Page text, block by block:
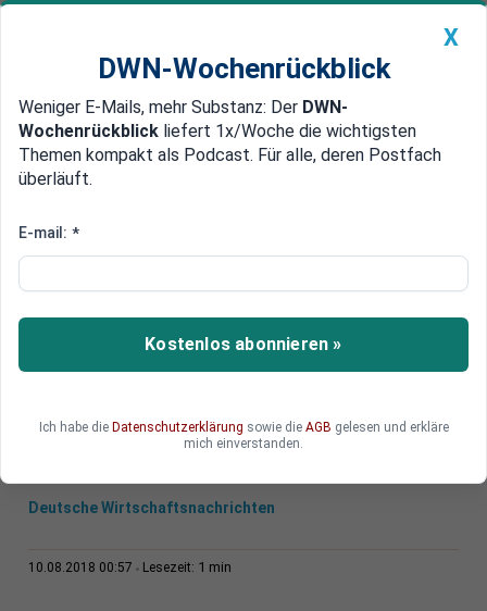
Newsticker MEIN DWN: Geldanlage Premium
Edelmetalle DWN-Magazin China
SOCAR plant Übernahme
Lira-Absturz: EWE erwägt
Rückzug aus der Türkei
Das deutsche Energieunternehmen EWE will sein
Deutsche Wirtschaftsnachrichten
10.08.2018 00:57 Lesezeit: 1 min
X
DWN-Wochenrückblick
Weniger E-Mails, mehr Substanz: Der DWN-
Wochenrückblick liefert 1x/Woche die wichtigsten
Themen kompakt als Podcast. Für alle, deren Postfach
überläuft.
E-mail: *
Kostenlos abonnieren »
Ich habe die Datenschutzerklärung sowie die AGB gelesen und erkläre
mich einverstanden.